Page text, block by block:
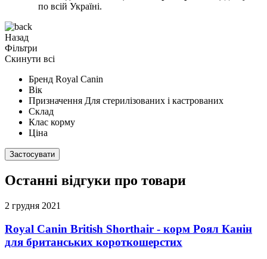
по всій Україні.
Назад
Фільтри
Скинути всі
Бренд Royal Canin
Вік
Призначення Для стерилізованих і кастрованих
Склад
Клас корму
Ціна
Застосувати
Останні відгуки про товари
2 грудня 2021
Royal Canin British Shorthair - корм Роял Канін
для британських короткошерстих